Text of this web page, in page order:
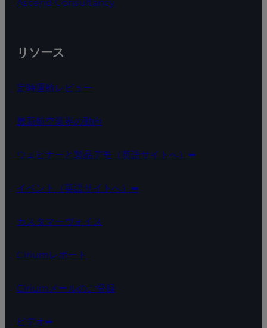
Ascend Consultancy
リソース
定時運航レビュー
最新航空業界の動向
ウェビナーと製品デモ（英語サイトへ）➥
イベント（英語サイトへ）➥
カスタマーヴォイス
Ciriumレポート
Ciriumメールのご登録
ビデオ➥